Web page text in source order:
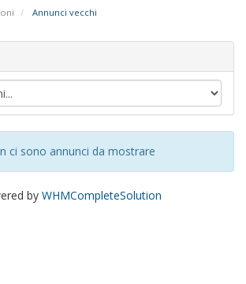
Annunci vecchi
ci sono annunci da mostrare
by WHMCompleteSolution